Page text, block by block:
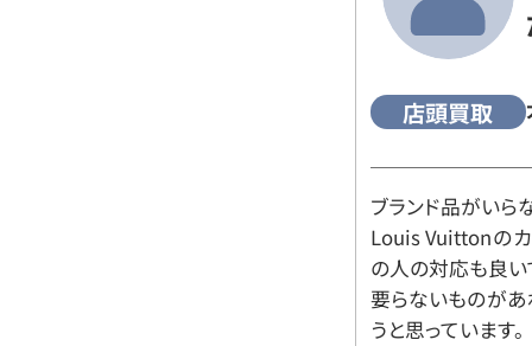
店頭買取
ブランド品がいら
Louis Vuittonの
の人の対応も良い
要らないものがあ
うと思っています。